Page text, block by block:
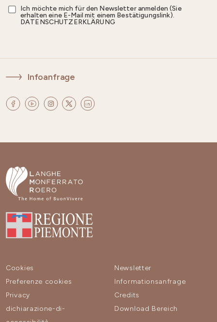
Ich möchte mich für den Newsletter anmelden (Sie
erhalten eine E-Mail mit einem Bestätigungslink).
DATENSCHUTZERKLÄRUNG
Infoanfrage
Cookies
Preferenze cookies
Privacy
dichiarazione-di-
Newsletter
Informationsanfrage
Credits
Download Bereich